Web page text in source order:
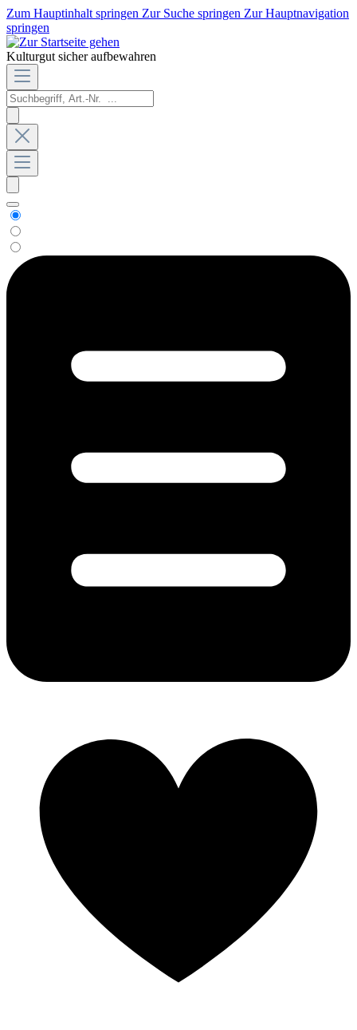
Zum Hauptinhalt springen Zur Suche springen Zur Hauptnavigation
springen
Kulturgut sicher aufbewahren